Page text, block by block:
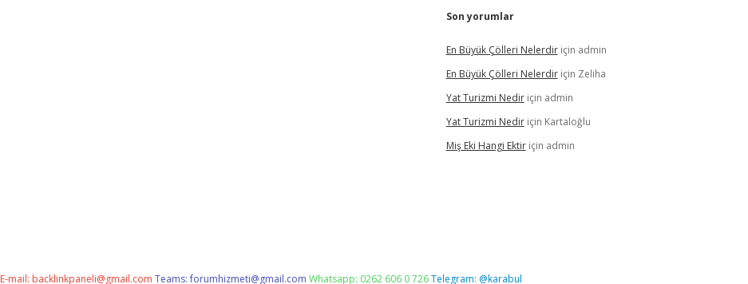
Son yorumlar
En Büyük Çölleri Nelerdiriçin admin
En Büyük Çölleri Nelerdiriçin Zeliha
Yat Turizmi Nediriçin admin
Yat Turizmi Nediriçin Kartaloğlu
Miş Eki Hangi Ektiriçin admin
E-mail: backlinkpaneli@gmail.com Teams:forumhizmeti@gmail.com Whatsapp: 0262 606 0 726Telegram: @karabul